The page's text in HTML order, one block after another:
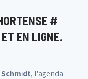
#
EN LIGNE.
, l'agenda